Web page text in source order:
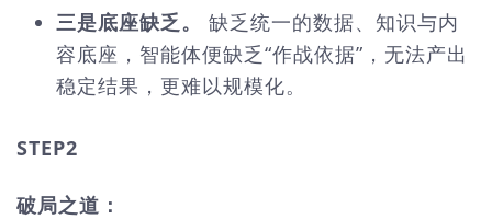
三是底座缺乏。
缺乏统一的数据、知识与内
容底座，智能体便缺乏“作战依据”，无法产出
稳定结果，更难以规模化。
STEP2
破局之道：